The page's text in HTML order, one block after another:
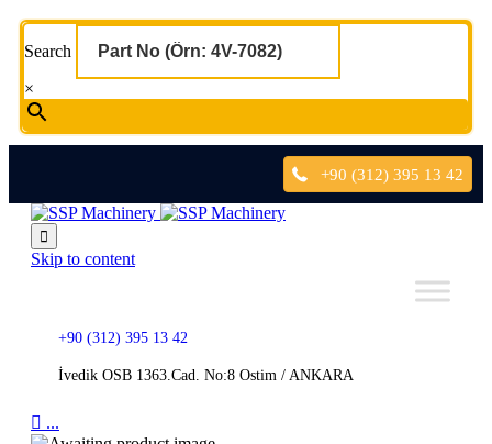
Search
×
+90 (312) 395 13 42

Skip to content
+90 (312) 395 13 42
İvedik OSB 1363.Cad. No:8 Ostim / ANKARA
 ...